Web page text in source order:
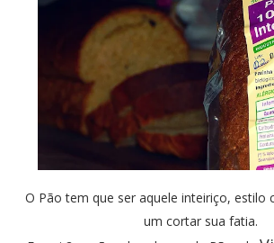
O Pão tem que ser aquele inteiriço, estilo
um cortar sua fatia.